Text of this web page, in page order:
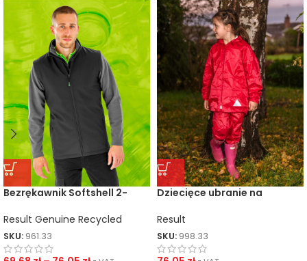
Bezrękawnik Softshell 2-
Result Genuine Recycled
SKU: 961.33
Dziecięce ubranie na
Result
SKU: 998.33